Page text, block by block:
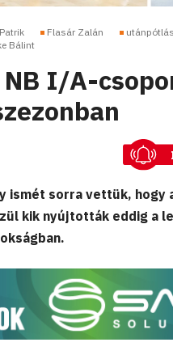
Flasár Zalán utánpótlás
Bálint
I/A-
ismét sorra vettük, hogy
kik nyújtották eddig a